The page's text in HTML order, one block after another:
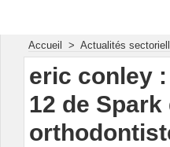
Accueil > Actualités
eric conley
12 de